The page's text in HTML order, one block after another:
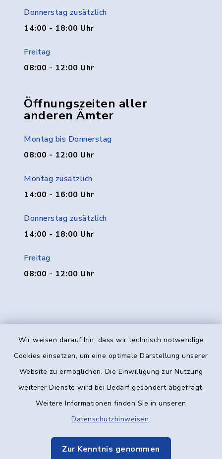
Wir weisen darauf hin, dass wir technisch notwendige
Cookies einsetzen, um eine optimale Darstellung unserer
Website zu ermöglichen. Die Einwilligung zur Nutzung
weiterer Dienste wird bei Bedarf gesondert abgefragt.
Weitere Informationen finden Sie in unseren
Datenschutzhinweisen.
Zur Kenntnis genommen
Donnerstag zusätzlich
14:00 - 18:00 Uhr
Freitag
08:00 - 12:00 Uhr
Öffnungszeiten aller
anderen Ämter
Montag bis Donnerstag
08:00 - 12:00 Uhr
Montag zusätzlich
14:00 - 16:00 Uhr
Donnerstag zusätzlich
14:00 - 18:00 Uhr
Freitag
08:00 - 12:00 Uhr
Kontakt
Datenschutz